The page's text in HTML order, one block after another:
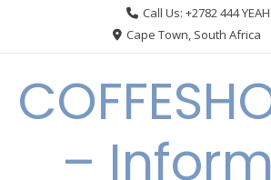
Call Us: +2782 444 YEAH
Cape Town, South Africa
–